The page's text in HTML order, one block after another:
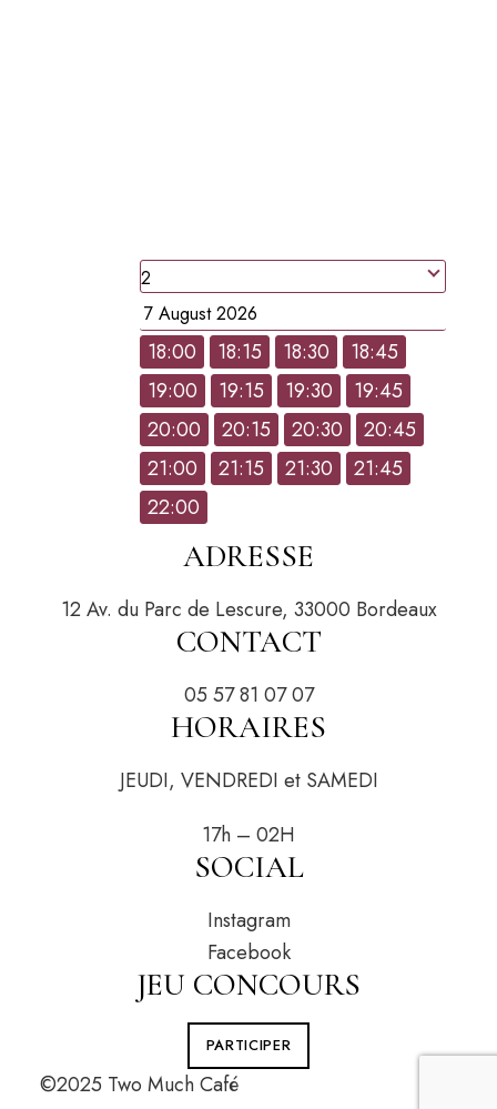
18:00 18:15 18:30
18:45
19:00
19:15 19:30
19:45
20:00
20:15 20:30
20:45
21:00
21:15 21:30
21:45
22:00
ADRESSE
12 Av. du Parc de Lescure, 33000 Bordeaux
CONTACT
05 57 81 07 07
HORAIRES
JEUDI, VENDREDI et SAMEDI
17h – 02H
SOCIAL
Instagram
Facebook
JEU CONCOURS
PARTICIPER
©2025 Two Much Café